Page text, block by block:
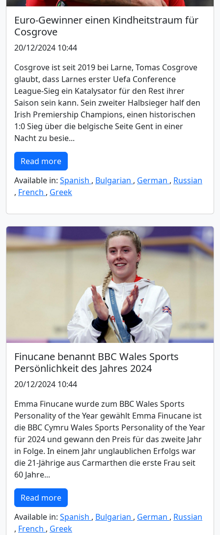
Euro-Gewinner einen Kindheitstraum für
Cosgrove
20/12/2024 10:44
Cosgrove ist seit 2019 bei Larne, Tomas Cosgrove
glaubt, dass Larnes erster Uefa Conference
League-Sieg ein Katalysator für den Rest ihrer
Saison sein kann. Sein zweiter Halbsieger half den
Irish Premiership Champions, einen historischen
1:0 Sieg über die belgische Seite Gent in einer
Nacht zu besie...
Read more
Available in: Spanish , Bulgarian , German , Russian
, French , Greek
Finucane benannt BBC Wales Sports
Persönlichkeit des Jahres 2024
20/12/2024 10:44
Emma Finucane wurde zum BBC Wales Sports
Personality of the Year gewählt Emma Finucane ist
die BBC Cymru Wales Sports Personality of the Year
für 2024 und gewann den Preis für das zweite Jahr
in Folge. In einem Jahr unglaublichen Erfolgs war
die 21-Jährige aus Carmarthen die erste Frau seit
60 Jahre...
Read more
Available in: Spanish , Bulgarian , German , Russian
, French , Greek